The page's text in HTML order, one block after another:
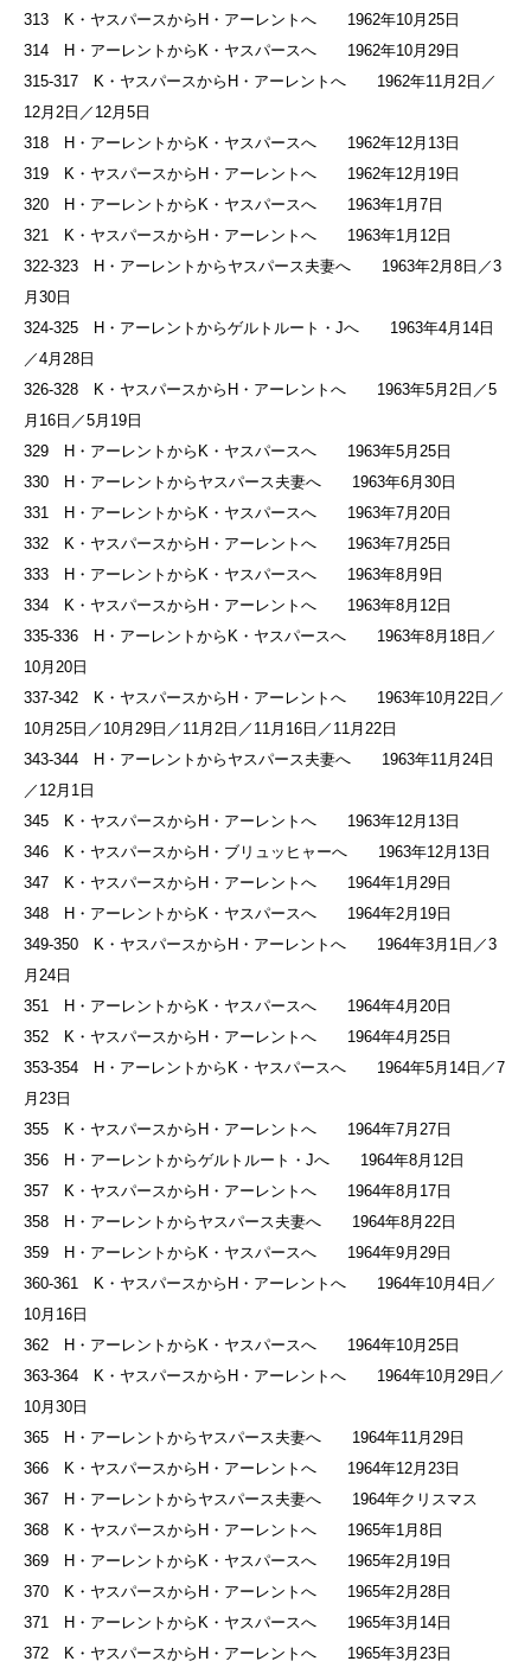
313 K・ヤスパースからH・アーレントへ 1962年10月25日
314 H・アーレントからK・ヤスパースへ 1962年10月29日
315-317 K・ヤスパースからH・アーレントへ 1962年11月2日／
12月2日／12月5日
318 H・アーレントからK・ヤスパースへ 1962年12月13日
319 K・ヤスパースからH・アーレントへ 1962年12月19日
320 H・アーレントからK・ヤスパースへ 1963年1月7日
321 K・ヤスパースからH・アーレントへ 1963年1月12日
322-323 H・アーレントからヤスパース夫妻へ 1963年2月8日／3
月30日
324-325 H・アーレントからゲルトルート・Jへ 1963年4月14日
／4月28日
326-328 K・ヤスパースからH・アーレントへ 1963年5月2日／5
月16日／5月19日
329 H・アーレントからK・ヤスパースへ 1963年5月25日
330 H・アーレントからヤスパース夫妻へ 1963年6月30日
331 H・アーレントからK・ヤスパースへ 1963年7月20日
332 K・ヤスパースからH・アーレントへ 1963年7月25日
333 H・アーレントからK・ヤスパースへ 1963年8月9日
334 K・ヤスパースからH・アーレントへ 1963年8月12日
335-336 H・アーレントからK・ヤスパースへ 1963年8月18日／
10月20日
337-342 K・ヤスパースからH・アーレントへ 1963年10月22日／
10月25日／10月29日／11月2日／11月16日／11月22日
343-344 H・アーレントからヤスパース夫妻へ 1963年11月24日
／12月1日
345 K・ヤスパースからH・アーレントへ 1963年12月13日
346 K・ヤスパースからH・ブリュッヒャーへ 1963年12月13日
347 K・ヤスパースからH・アーレントへ 1964年1月29日
348 H・アーレントからK・ヤスパースへ 1964年2月19日
349-350 K・ヤスパースからH・アーレントへ 1964年3月1日／3
月24日
351 H・アーレントからK・ヤスパースへ 1964年4月20日
352 K・ヤスパースからH・アーレントへ 1964年4月25日
353-354 H・アーレントからK・ヤスパースへ 1964年5月14日／7
月23日
355 K・ヤスパースからH・アーレントへ 1964年7月27日
356 H・アーレントからゲルトルート・Jへ 1964年8月12日
357 K・ヤスパースからH・アーレントへ 1964年8月17日
358 H・アーレントからヤスパース夫妻へ 1964年8月22日
359 H・アーレントからK・ヤスパースへ 1964年9月29日
360-361 K・ヤスパースからH・アーレントへ 1964年10月4日／
10月16日
362 H・アーレントからK・ヤスパースへ 1964年10月25日
363-364 K・ヤスパースからH・アーレントへ 1964年10月29日／
10月30日
365 H・アーレントからヤスパース夫妻へ 1964年11月29日
366 K・ヤスパースからH・アーレントへ 1964年12月23日
367 H・アーレントからヤスパース夫妻へ 1964年クリスマス
368 K・ヤスパースからH・アーレントへ 1965年1月8日
369 H・アーレントからK・ヤスパースへ 1965年2月19日
370 K・ヤスパースからH・アーレントへ 1965年2月28日
371 H・アーレントからK・ヤスパースへ 1965年3月14日
372 K・ヤスパースからH・アーレントへ 1965年3月23日